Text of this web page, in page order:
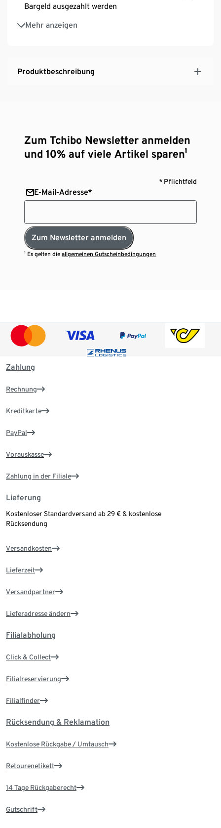
Bargeld ausgezahlt werden
Mehr anzeigen
Nach Eingang der Bestellung erhalten Sie eine
Bestelleingangsbestätigung per E-Mail. Die
Mail an die angegebene E-Mailadresse verschickt.
Mehr Infos zur Geschenkkarte finden Sie hier:
https://www.tchibo.at/geschenkkarte
Produktbeschreibung
Zum Tchibo Newsletter anmelden
und 10% auf viele Artikel sparen¹
* Pflichtfeld
E-Mail-Adresse*
Zum Newsletter anmelden
¹ Es gelten dieallgemeinen Gutscheinbedingungen
Zahlung
Rechnung
Kreditkarte
PayPal
Vorauskasse
Zahlung in der Filiale
Lieferung
Kostenloser Standardversand ab 29 € & kostenlose
Rücksendung
Versandkosten
Lieferzeit
Versandpartner
Lieferadresse ändern
Filialabholung
Click & Collect
Filialreservierung
Filialfinder
Rücksendung & Reklamation
Kostenlose Rückgabe / Umtausch
Retourenetikett
14 Tage Rückgaberecht
Gutschrift